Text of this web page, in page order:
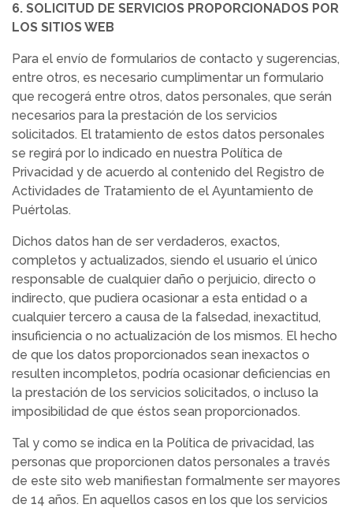
6. SOLICITUD DE SERVICIOS PROPORCIONADOS POR
LOS SITIOS WEB
Para el envío de formularios de contacto y sugerencias,
entre otros, es necesario cumplimentar un formulario
que recogerá entre otros, datos personales, que serán
necesarios para la prestación de los servicios
solicitados. El tratamiento de estos datos personales
se regirá por lo indicado en nuestra Política de
Privacidad y de acuerdo al contenido del Registro de
Actividades de Tratamiento de el Ayuntamiento de
Puértolas.
Dichos datos han de ser verdaderos, exactos,
completos y actualizados, siendo el usuario el único
responsable de cualquier daño o perjuicio, directo o
indirecto, que pudiera ocasionar a esta entidad o a
cualquier tercero a causa de la falsedad, inexactitud,
insuficiencia o no actualización de los mismos. El hecho
de que los datos proporcionados sean inexactos o
resulten incompletos, podría ocasionar deficiencias en
la prestación de los servicios solicitados, o incluso la
imposibilidad de que éstos sean proporcionados.
Tal y como se indica en la Política de privacidad, las
personas que proporcionen datos personales a través
de este sito web manifiestan formalmente ser mayores
de 14 años. En aquellos casos en los que los servicios